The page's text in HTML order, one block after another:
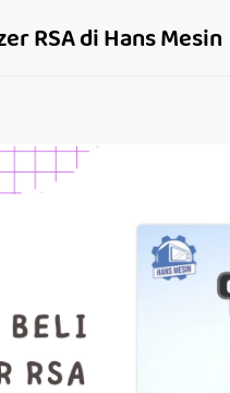
RSA di Hans Mesin